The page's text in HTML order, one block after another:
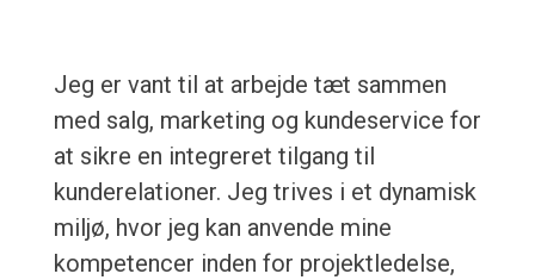
Jeg er vant til at arbejde tæt sammen
med salg, marketing og kundeservice for
at sikre en integreret tilgang til
kunderelationer. Jeg trives i et dynamisk
miljø, hvor jeg kan anvende mine
kompetencer inden for projektledelse,